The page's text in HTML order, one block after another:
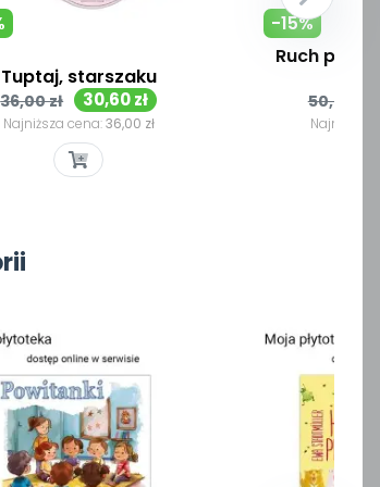
Tuptaj, starszaku
Cena
podstawowa
36,00 zł Cena
30,60 zł
Najniższa cena:36,00 zł
Szybki podgląd
Ruch plus
Cena
50,00 zł
Najniższa
-15%